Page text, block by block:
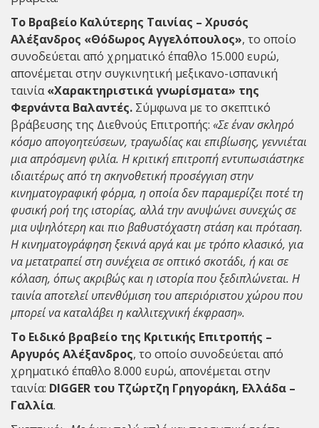
Το Βραβείο Καλύτερης Ταινίας – Χρυσός
Αλέξανδρος «Θόδωρος Αγγελόπουλος», το οποίο
συνοδεύεται από χρηματικό έπαθλο 15.000 ευρώ,
απονέμεται στην συγκινητική μεξικανο-ισπανική
ταινία«Χαρακτηριστικά γνωρίσματα» της
Φερνάντα Βαλαντές. Σύμφωνα με το σκεπτικό
βράβευσης της Διεθνούς Επιτροπής: «Σε έναν σκληρό
κόσμο απογοητεύσεων, τραγωδίας και επιβίωσης, γεννιέται
μια απρόσμενη φιλία. Η κριτική επιτροπή εντυπωσιάστηκε
ιδιαιτέρως από τη σκηνοθετική προσέγγιση στην
κινηματογραφική φόρμα, η οποία δεν παραμερίζει ποτέ τη
φυσική ροή της ιστορίας, αλλά την ανυψώνει συνεχώς σε
μια υψηλότερη και πιο βαθυστόχαστη στάση και πρόταση.
Η κινηματογράφηση ξεκινά αργά και με τρόπο κλασικό, για
να μετατραπεί στη συνέχεια σε οπτικό σκοτάδι, ή και σε
κόλαση, όπως ακριβώς και η ιστορία που ξεδιπλώνεται. Η
ταινία αποτελεί υπενθύμιση του απεριόριστου χώρου που
μπορεί να καταλάβει η καλλιτεχνική έκφραση».
Το Ειδικό βραβείο της Κριτικής Επιτροπής –
Αργυρός Αλέξανδρος, το οποίο συνοδεύεται από
χρηματικό έπαθλο 8.000 ευρώ, απονέμεται στην
ταινία: DIGGER του Τζώρτζη Γρηγοράκη, Ελλάδα –
Γαλλία.